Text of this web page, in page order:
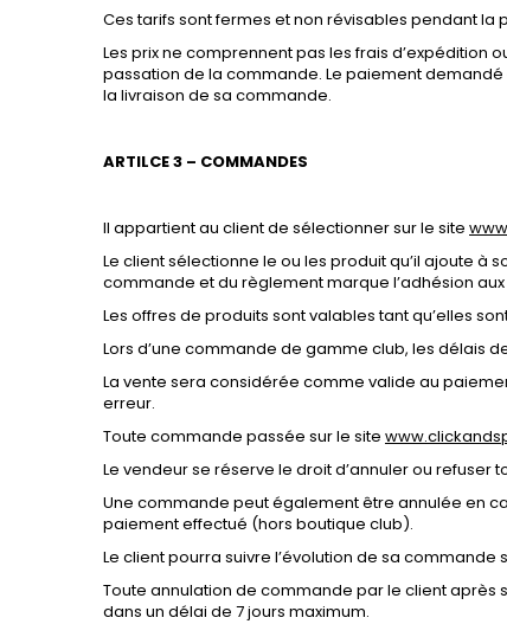
Ces tarifs sont fermes et non révisables pendant
Les prix ne comprennent pas les frais
passation de la commande. Le paiement
la livraison de sa commande.
ARTILCE 3 – COMMANDES
Il appartient au client de sélectionner sur le site
Le client sélectionne le ou les produit qu’il ajoute
commande et du règlement marque l’adhésion
Les offres de produits sont valables tant qu’elles
Lors d’une commande de gamme club, les délais
La vente sera considérée comme valide au
erreur.
Toute commande passée sur le site
Le vendeur se réserve le droit d’annuler ou
Une commande peut également être annulée en
paiement effectué (hors boutique club).
Le client pourra suivre l’évolution de sa
Toute annulation de commande par le client après
dans un délai de 7 jours maximum.